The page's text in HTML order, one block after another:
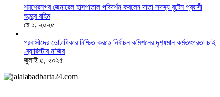
শমশেরনগর জেনারেল হাসপাতাল পরিদর্শন করলেন দাতা সদস্য বৃটেন প্রবাসী
আব্দুর রহিম
মে ১, ২০২৫
প্রবাসীদের ভোটাধিকার নিশ্চিত করতে নির্বাচন কমিশনের দৃশ‍্যমান কর্মতৎপরতা চাই
-ব্যারিস্টার নাজির
জুলাই ৫, ২০২৫